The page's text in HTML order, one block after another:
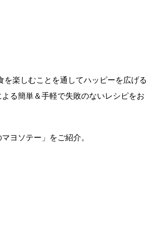
を楽しむことを通してハッピーを広げ
る簡単＆手軽で失敗のないレシピをお
ヨソテー」をご紹介。